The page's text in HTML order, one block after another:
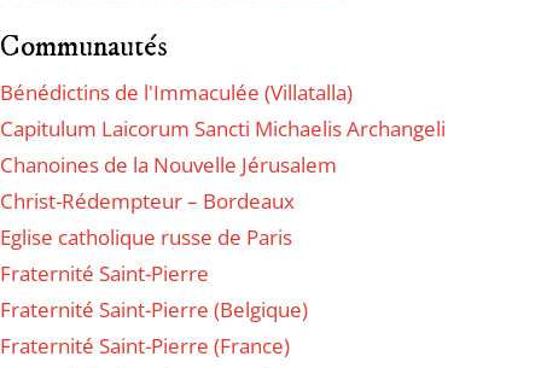
Communautés
Bénédictins de l'Immaculée (Villatalla)
Capitulum Laicorum Sancti Michaelis Archangeli
Chanoines de la Nouvelle Jérusalem
Christ-Rédempteur – Bordeaux
Eglise catholique russe de Paris
Fraternité Saint-Pierre
Fraternité Saint-Pierre (Belgique)
Fraternité Saint-Pierre (France)